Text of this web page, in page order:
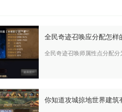
全民奇迹召唤应分配怎样
全民奇迹召唤师属性点分配
你知道攻城掠地世界建筑